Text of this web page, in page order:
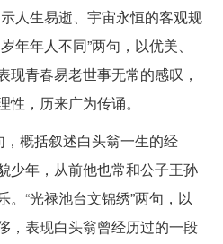
人生易逝、宇宙永恒的客观规
年年人不同”两句，以优美、
现青春易老世事无常的感叹，
，历来广为传诵。
，概括叙述白头翁一生的经
少年，从前他也常和公子王孙
“光禄池台文锦绣”两句，以
，表现白头翁曾经历过的一段